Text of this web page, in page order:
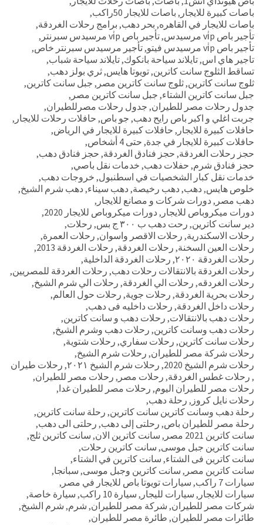
باصات كبيرة للايجار , باصات للايجار 50راكب
,
باصات للايجار في القاهره, بحر دهب, برامج رحلات الغردقة,
تأجير باص vi̇p مرسيدس
,تأجير باص vi̇p مرسيدس سبرنتر
,
تأجير باص vi̇p مرسيدس فيتو
,تأجير مرسيدس سبرنتر خاص,
تاجير هاي اس,تايلاند سياحة بانكوك,تايلاند سياحة شباب,
تساقط الثلوج سانت كاترين,تويوتا هايس,ثري بولز دهب,
ثلوج سانت كاترين,ثلوج سانت كاترين مصر , جبل سانت كاترين,
جبل سانت كاترين الشتاء, جبل سانت كاترين مصر ,
جدول رحلات مصر للطيران, جدول رحلات مصرللطيران,
جربت اغلي و اكبر باص رايح دهب, جو باص, حافلات رحلات للايجار ,
حافلات كبيرة للايجار , حافلات كبيرة للايجار في الرياض,
حافلات كبيرة للايجار في جدة, حتى 4 أشخاص
,
حجز رحلات الغردقة, حجز فنادق الغردقة, حجز فنادق دهب,
حجز فنادق شرم, حفلات دهب, خدمات نقل باصي,
خدمات نقل كبار الشخصيات في اسطنبول, خروجات دهب,
خلوص هايس,دهب,دهب رخيصة,دهب سيناء,دهب شرم الشيخ,
دهب مصر ,دورات شركات و مصانع للايجار ,
دورات ميكروباص للايجار ,دورات ميكروباص للايجار 2020
,
دير سانت كاترين, رحت دهب ب ٣٠٠ ج بس , رحلات,
رحلات الاسكندرية, رحلات الاقصر واسوان, رحلات العمرة,
رحلات العين السخنة, رحلات الغردقة, رحلات الغردقة 2013
,
رحلات الغردقة ٢٠٢٠
, رحلات الغردقة الداخلية,
رحلات الغردقة بالانتقالات رحلات دهب, رحلات الغردقة للمصريين,
رحلات الغردقه, رحلات الي الغردقة, رحلات الي شرم الشيخ,
رحلات بحرية الغردقة, رحلات جوية, رحلات حول العالم,
رحلات داخل الغردقة, رحلات داخليه فى دهب,
رحلات دهب بالانتقالات, رحلات دهب و سانت كاترين,
رحلات دهب وسانت كاترين, رحلات دهب وشرم الشيخ,
رحلات سانت كاترين, رحلات سفاري, رحلات شتوية,
رحلات شركة مصر للطيران, رحلات شرم الشيخ,
رحلات شرم الشيخ 2020
, رحلات شرم الشيخ ٢٠٢١ , رحلات طيران
, رحلات غطس الغردقة, رحلات مصر , رحلات مصر للطيران,
رحلات مصر للطيران اليوم, رحلات مصر للطيران غدا,
رحلات نايل كروز , رحلة دهب,
رحلة دهب وسانت كاترين سانت كاترين, رحلة سانت كاترين,
رحلة مصر للطيران باص, رحلتى إلى دهب, رحلتى الى دهب,
سانت كاترين 2021 مصر
, سانت كاترين الان, سانت كاترين ثلج,
سانت كاترين جبل موسى, سانت كاترين رحلات,
سانت كاترين فى الشتاء, سانت كاترين في الشتاء,
سانت كاترين مصر , سانت كاترين وجبل موسى, سبانجا,
سيارات 7 راكب
, سيارات تويوتا باص للايجار في مصر ,
سيارات للايجار , سيارات لليجار , سيارة 10 راكب , سيارة خاصة,
شركات مصر للطيران, شركة مصر للطيران, شرم, شرم الشيخ,
طائرات مصر للطيران, طائرة مصر للطيران,